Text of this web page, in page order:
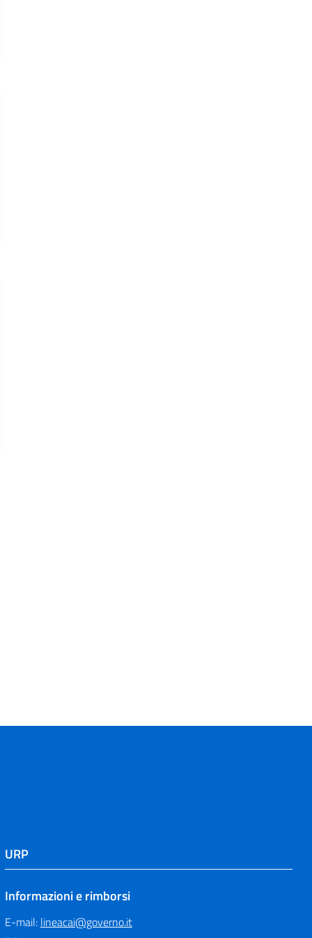
URP
Informazioni e rimborsi
E-mail: lineacai@governo.it